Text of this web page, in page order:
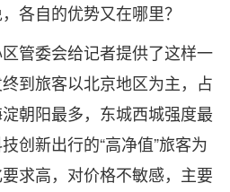
各自的优势又在哪里？
委会给记者提供了这样一
到旅客以北京地区为主，占
朝阳最多，东城西城强度最
创新出行的“高净值”旅客为
求高，对价格不敏感，主要